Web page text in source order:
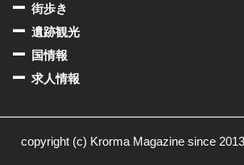
街歩き
遺跡観光
国情報
求人情報
copyright (c) Krorma Magazine since